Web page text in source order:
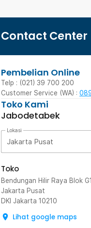
Contact Center
Pembelian Online
Telp : (021) 39 700 200
Customer Service (WA) :
Toko Kami
Jabodetabek
Lokasi
Jakarta Pusat
Toko
Bendungan Hilir Raya Blok
Jakarta Pusat
DKI Jakarta 10210
Lihat google maps